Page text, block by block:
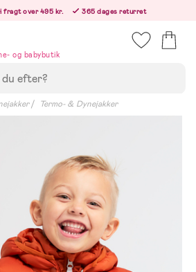
fragt over 495 kr.
365 dages returret
og babybutik
Termo- & Dynejakker